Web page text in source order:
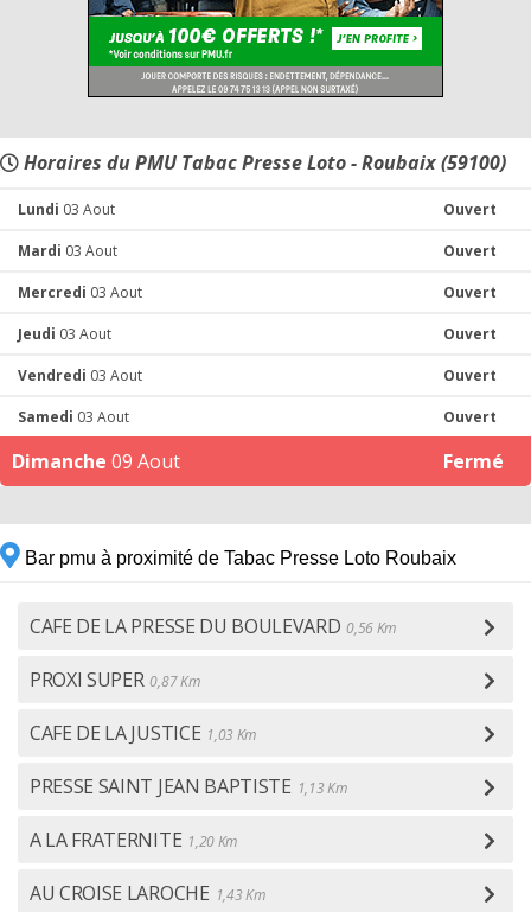
Horaires du PMU Tabac Presse Loto - Roubaix (59100)
Lundi 03 Aout Ouvert
Mardi 03 Aout Ouvert
Mercredi 03 Aout Ouvert
Jeudi 03 Aout Ouvert
Vendredi 03 Aout Ouvert
Samedi 03 Aout Ouvert
Dimanche 09 Aout Fermé
Bar pmu à proximité de Tabac Presse Loto Roubaix
CAFE DE LA PRESSE DU BOULEVARD 0,56 Km
PROXI SUPER 0,87 Km
CAFE DE LA JUSTICE 1,03 Km
PRESSE SAINT JEAN BAPTISTE 1,13 Km
A LA FRATERNITE 1,20 Km
AU CROISE LAROCHE 1,43 Km